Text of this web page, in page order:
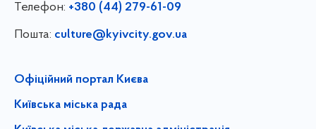
Телефон: +380 (44) 279-61-09
Пошта: culture@kyivcity.gov.ua
Офіційний портал Києва
Київська міська рада